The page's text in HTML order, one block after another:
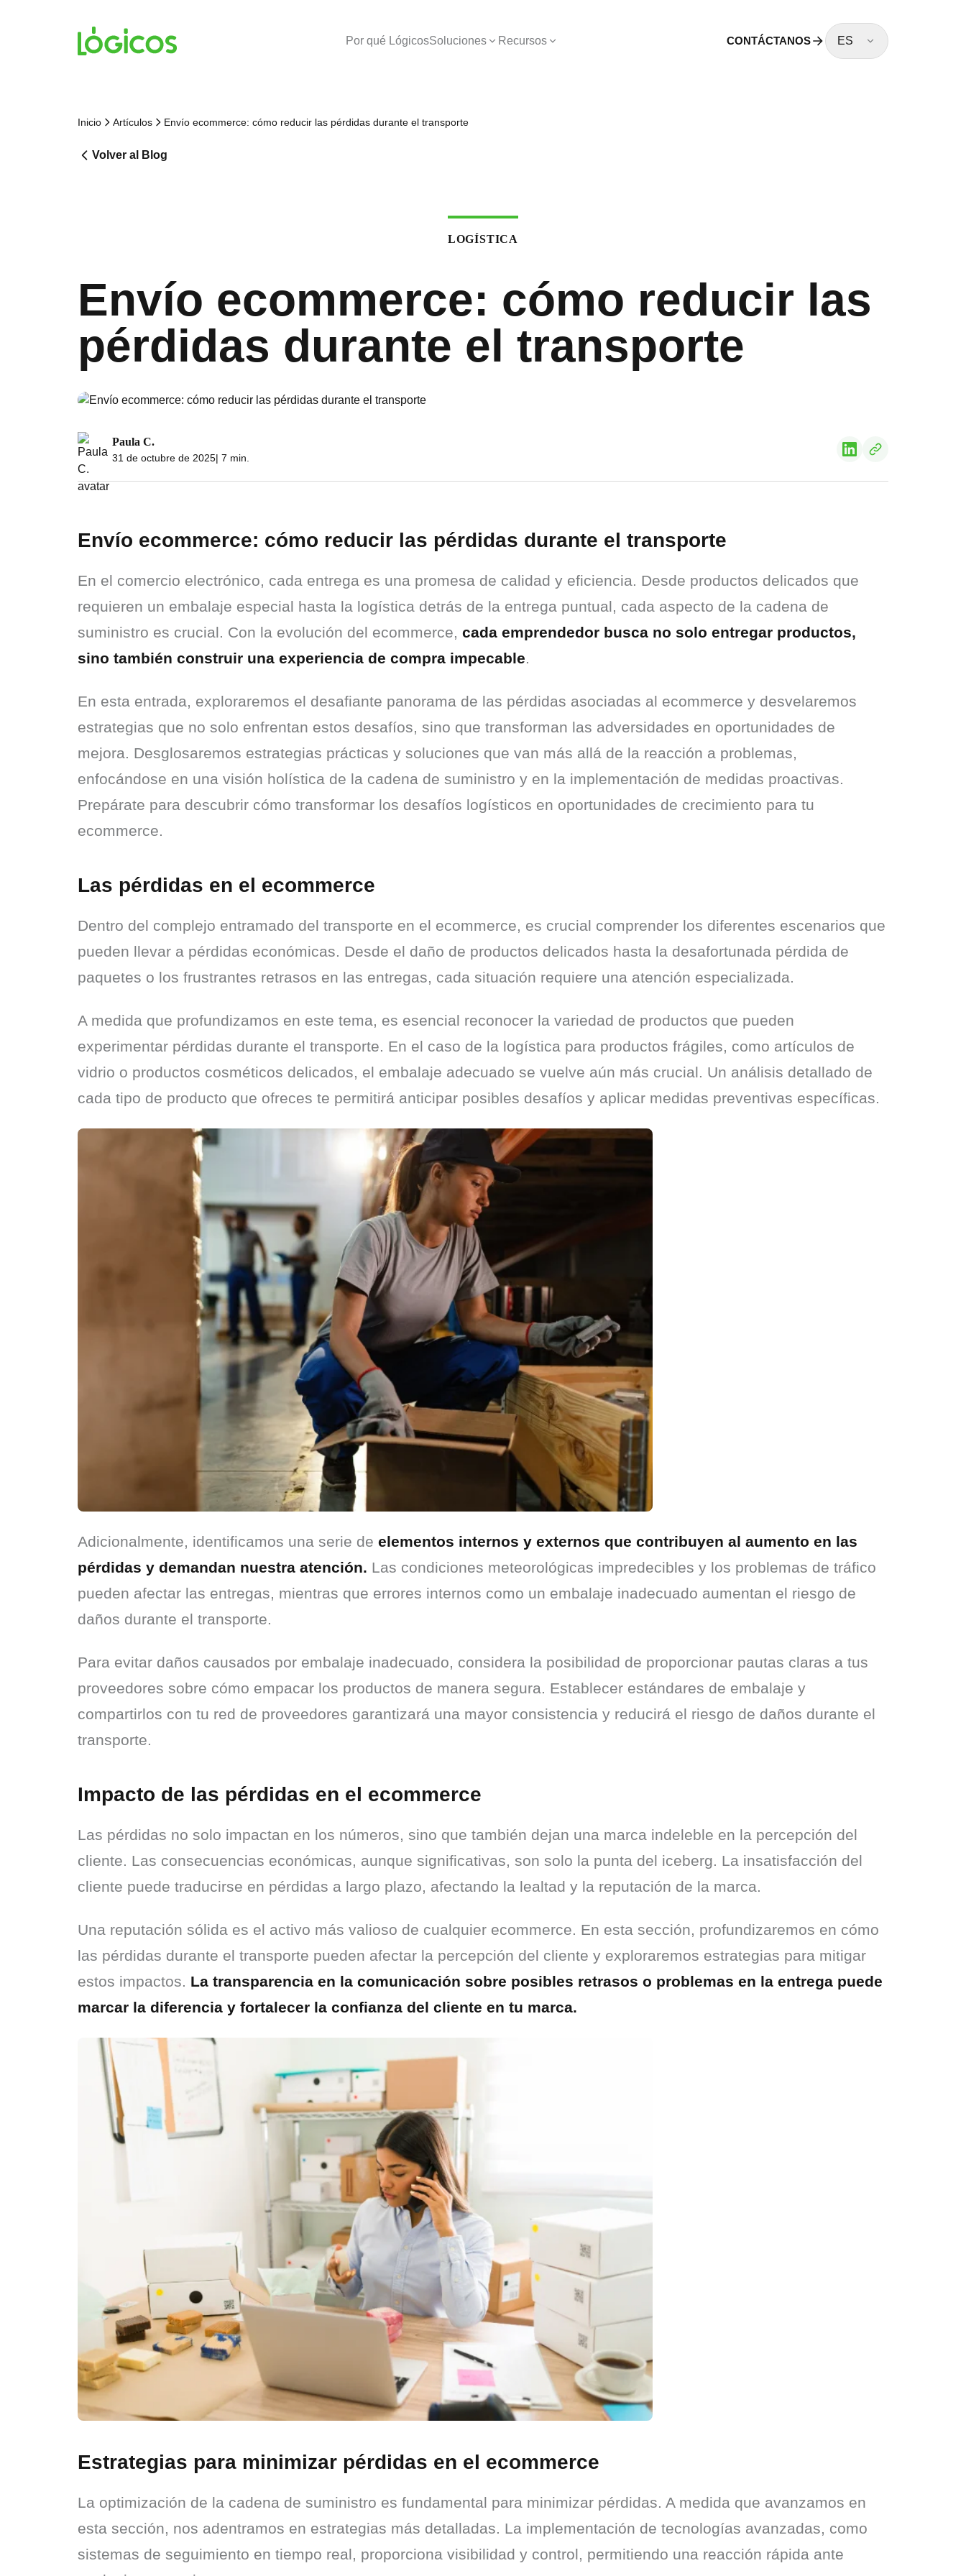
Por qué LógicosSoluciones Recursos CONTÁCTANOS ES
Inicio Artículos Envío ecommerce: cómo reducir las pérdidas durante el transporte
Volver al Blog
LOGÍSTICA
Envío ecommerce: cómo reducir las
pérdidas durante el transporte
Paula C.
31 de octubre de 2025| 7 min.
Envío ecommerce: cómo reducir las pérdidas durante el transporte
En el comercio electrónico, cada entrega es una promesa de calidad y eficiencia. Desde productos delicados que
requieren un embalaje especial hasta la logística detrás de la entrega puntual, cada aspecto de la cadena de
suministro es crucial. Con la evolución del ecommerce, cada emprendedor busca no solo entregar productos,
sino también construir una experiencia de compra impecable.
En esta entrada, exploraremos el desafiante panorama de las pérdidas asociadas al ecommerce y desvelaremos
estrategias que no solo enfrentan estos desafíos, sino que transforman las adversidades en oportunidades de
mejora. Desglosaremos estrategias prácticas y soluciones que van más allá de la reacción a problemas,
enfocándose en una visión holística de la cadena de suministro y en la implementación de medidas proactivas.
Prepárate para descubrir cómo transformar los desafíos logísticos en oportunidades de crecimiento para tu
ecommerce.
Las pérdidas en el ecommerce
Dentro del complejo entramado del transporte en el ecommerce, es crucial comprender los diferentes escenarios que
pueden llevar a pérdidas económicas. Desde el daño de productos delicados hasta la desafortunada pérdida de
paquetes o los frustrantes retrasos en las entregas, cada situación requiere una atención especializada.
A medida que profundizamos en este tema, es esencial reconocer la variedad de productos que pueden
experimentar pérdidas durante el transporte. En el caso de la logística para productos frágiles, como artículos de
vidrio o productos cosméticos delicados, el embalaje adecuado se vuelve aún más crucial. Un análisis detallado de
cada tipo de producto que ofreces te permitirá anticipar posibles desafíos y aplicar medidas preventivas específicas.
Adicionalmente, identificamos una serie de elementos internos y externos que contribuyen al aumento en las
pérdidas y demandan nuestra atención. Las condiciones meteorológicas impredecibles y los problemas de tráfico
pueden afectar las entregas, mientras que errores internos como un embalaje inadecuado aumentan el riesgo de
daños durante el transporte.
Para evitar daños causados por embalaje inadecuado, considera la posibilidad de proporcionar pautas claras a tus
proveedores sobre cómo empacar los productos de manera segura. Establecer estándares de embalaje y
compartirlos con tu red de proveedores garantizará una mayor consistencia y reducirá el riesgo de daños durante el
transporte.
Impacto de las pérdidas en el ecommerce
Las pérdidas no solo impactan en los números, sino que también dejan una marca indeleble en la percepción del
cliente. Las consecuencias económicas, aunque significativas, son solo la punta del iceberg. La insatisfacción del
cliente puede traducirse en pérdidas a largo plazo, afectando la lealtad y la reputación de la marca.
Una reputación sólida es el activo más valioso de cualquier ecommerce. En esta sección, profundizaremos en cómo
las pérdidas durante el transporte pueden afectar la percepción del cliente y exploraremos estrategias para mitigar
estos impactos. La transparencia en la comunicación sobre posibles retrasos o problemas en la entrega puede
marcar la diferencia y fortalecer la confianza del cliente en tu marca.
Estrategias para minimizar pérdidas en el ecommerce
La optimización de la cadena de suministro es fundamental para minimizar pérdidas. A medida que avanzamos en
esta sección, nos adentramos en estrategias más detalladas. La implementación de tecnologías avanzadas, como
sistemas de seguimiento en tiempo real, proporciona visibilidad y control, permitiendo una reacción rápida ante